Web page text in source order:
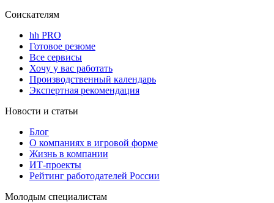
Соискателям
hh PRO
Готовое резюме
Все сервисы
Хочу у вас работать
Производственный календарь
Экспертная рекомендация
Новости и статьи
Блог
О компаниях в игровой форме
Жизнь в компании
ИТ-проекты
Рейтинг работодателей России
Молодым специалистам